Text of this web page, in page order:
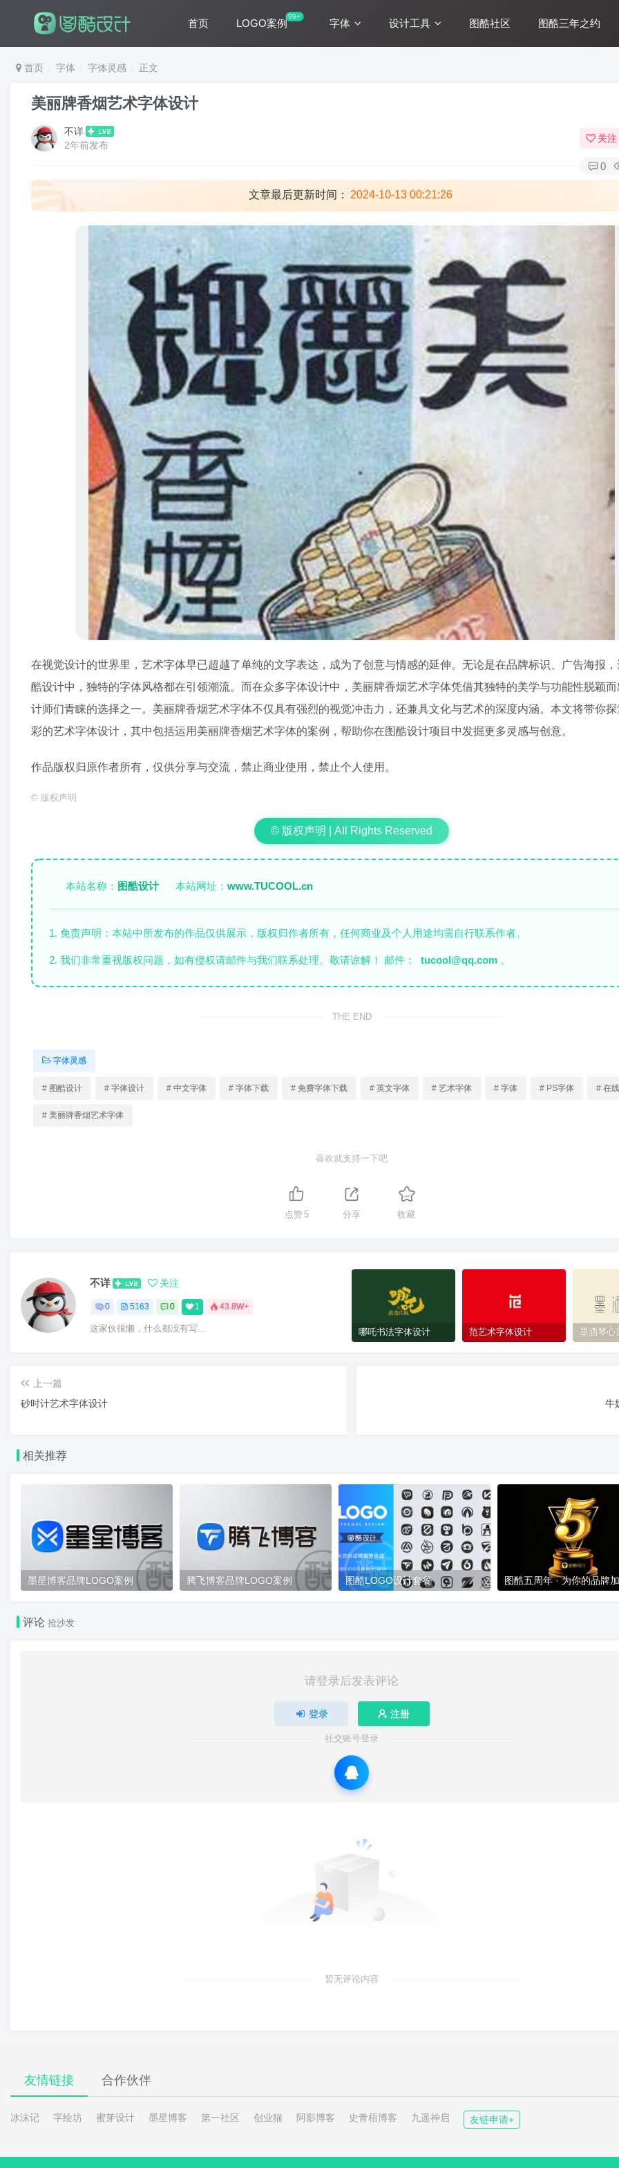
首页 LOGO案例
99+
字体 设计工具 图酷社区 图酷三年之约
首页 字体 字体灵感 正文
美丽牌香烟艺术字体设计
不详
2年前发布
关注
0
文章最后更新时间： 2024-10-13 00:21:26
在视觉设计的世界里，艺术字体早已超越了单纯的文字表达，成为了创意与情感的延伸。无论是在品牌标识、广告海报，
酷设计中，独特的字体风格都在引领潮流。而在众多字体设计中，美丽牌香烟艺术字体凭借其独特的美学与功能性脱颖
计师们青睐的选择之一。美丽牌香烟艺术字体不仅具有强烈的视觉冲击力，还兼具文化与艺术的深度内涵。本文将带你
彩的艺术字体设计，其中包括运用美丽牌香烟艺术字体的案例，帮助你在图酷设计项目中发掘更多灵感与创意。
作品版权归原作者所有，仅供分享与交流，禁止商业使用，禁止个人使用。
© 版权声明
© 版权声明 | All Rights Reserved
本站名称： 图酷设计 本站网址： www.TUCOOL.cn
1. 免责声明：本站中所发布的作品仅供展示，版权归作者所有，任何商业及个人用途均需自行联系作者。
2. 我们非常重视版权问题，如有侵权请邮件与我们联系处理。敬请谅解！ 邮件： tucool@qq.com 。
THE END
字体灵感
# 图酷设计 # 字体设计 # 中文字体 # 字体下载 # 免费字体下载 # 英文字体 # 艺术字体 # 字体 # PS字体 # 在
# 美丽牌香烟艺术字体
喜欢就支持一下吧
点赞 5 分享 收藏
不详 关注
0 5163 0 1 43.8W+
这家伙很懒，什么都没有写... 哪吒书法字体设计 范艺术字体设计 墨洒琴心
上一篇
砂时计艺术字体设计
牛
相关推荐
墨星博客品牌LOGO案例 腾飞博客品牌LOGO案例 图酷LOGO设计套餐 图酷五周年 · 为你的品牌
评论抢沙发
请登录后发表评论
登录 注册
社交账号登录
暂无评论内容
友情链接 合作伙伴
冰沫记 字绘坊 蜜芽设计 墨星博客 第一社区 创业猫 阿影博客 史青梧博客 九遥神启 友链申请+